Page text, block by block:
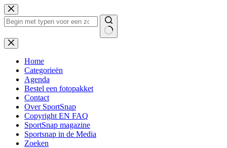
Ga
naar
de
Geen
resultaten
Home
Categorieën
Agenda
Bestel een fotopakket
Contact
Over SportSnap
Copyright EN FAQ
SportSnap magazine
Sportsnap in de Media
Zoeken